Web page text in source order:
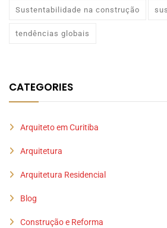
Sustentabilidade na construção
tendências globais
CATEGORIES
Arquiteto em Curitiba
Arquitetura
Arquitetura Residencial
Blog
Construção e Reforma